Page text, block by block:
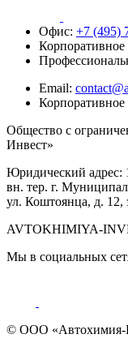
Офис: +7 (495)
Email:
Общество с
Инвест»
Юридический адрес:
вн. тер. г.
ул. Коштоянца, д.
AVTOKHIMIYA-
Мы в социальных
© ООО «Автохимия-